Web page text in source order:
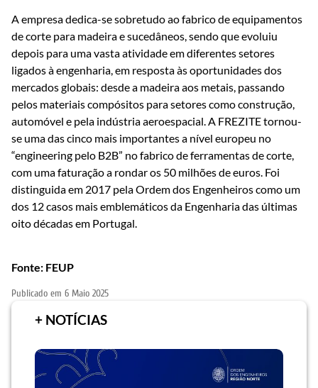
A empresa dedica-se sobretudo ao fabrico de equipamentos
de corte para madeira e sucedâneos, sendo que evoluiu
depois para uma vasta atividade em diferentes setores
ligados à engenharia, em resposta às oportunidades dos
mercados globais: desde a madeira aos metais, passando
pelos materiais compósitos para setores como construção,
automóvel e pela indústria aeroespacial. A FREZITE tornou-
se uma das cinco mais importantes a nível europeu no
“engineering pelo B2B” no fabrico de ferramentas de corte,
com uma faturação a rondar os 50 milhões de euros. Foi
distinguida em 2017 pela Ordem dos Engenheiros como um
dos 12 casos mais emblemáticos da Engenharia das últimas
oito décadas em Portugal.
Fonte: FEUP
Publicado em 6 Maio 2025
+ NOTÍCIAS